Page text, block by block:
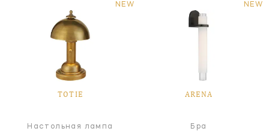
NEW
TOTIE
Настольная лампа
NEW
ARENA
Бра